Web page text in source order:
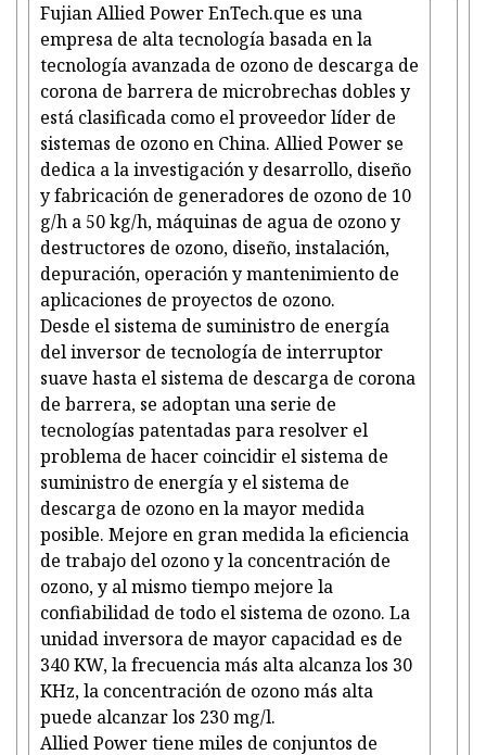
Fujian Allied Power EnTech.que es una
empresa de alta tecnología basada en la
tecnología avanzada de ozono de descarga de
corona de barrera de microbrechas dobles y
está clasificada como el proveedor líder de
sistemas de ozono en China. Allied Power se
dedica a la investigación y desarrollo, diseño
y fabricación de generadores de ozono de 10
g/h a 50 kg/h, máquinas de agua de ozono y
destructores de ozono, diseño, instalación,
depuración, operación y mantenimiento de
aplicaciones de proyectos de ozono.
Desde el sistema de suministro de energía
del inversor de tecnología de interruptor
suave hasta el sistema de descarga de corona
de barrera, se adoptan una serie de
tecnologías patentadas para resolver el
problema de hacer coincidir el sistema de
suministro de energía y el sistema de
descarga de ozono en la mayor medida
posible. Mejore en gran medida la eficiencia
de trabajo del ozono y la concentración de
ozono, y al mismo tiempo mejore la
confiabilidad de todo el sistema de ozono. La
unidad inversora de mayor capacidad es de
340 KW, la frecuencia más alta alcanza los 30
KHz, la concentración de ozono más alta
puede alcanzar los 230 mg/l.
Allied Power tiene miles de conjuntos de